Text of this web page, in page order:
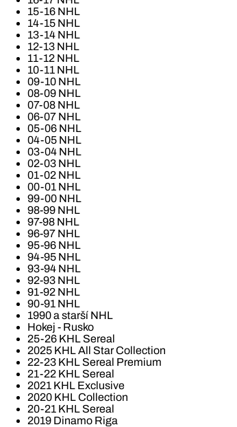
15-16 NHL
14-15 NHL
13-14 NHL
12-13 NHL
11-12 NHL
10-11 NHL
09-10 NHL
08-09 NHL
07-08 NHL
06-07 NHL
05-06 NHL
04-05 NHL
03-04 NHL
02-03 NHL
01-02 NHL
00-01 NHL
99-00 NHL
98-99 NHL
97-98 NHL
96-97 NHL
95-96 NHL
94-95 NHL
93-94 NHL
92-93 NHL
91-92 NHL
90-91 NHL
1990 a starší NHL
Hokej - Rusko
25-26 KHL Sereal
2025 KHL All Star Collection
22-23 KHL Sereal Premium
21-22 KHL Sereal
2021 KHL Exclusive
2020 KHL Collection
20-21 KHL Sereal
2019 Dinamo Riga